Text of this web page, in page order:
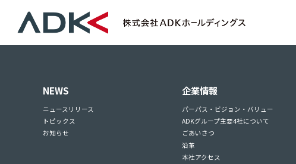
NEWS
ニュースリリース
トピックス
お知らせ
企業情報
パーパス・ビジョン・バリュー
ADKグループ主要4社について
ごあいさつ
沿革
本社アクセス